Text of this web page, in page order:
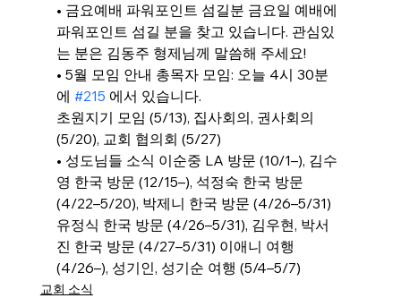
• 금요예배 파워포인트 섬길분 금요일 예배에
파워포인트 섬길 분을 찾고 있습니다. 관심있
는 분은 김동주 형제님께 말씀해 주세요!
• 5월 모임 안내 총목자 모임: 오늘 4시 30분
에 #215 에서 있습니다.
초원지기 모임 (5/13), 집사회의, 권사회의
(5/20), 교회 협의회 (5/27)
• 성도님들 소식 이순중 LA 방문 (10/1–), 김수
영 한국 방문 (12/15–), 석정숙 한국 방문
(4/22–5/20), 박제니 한국 방문 (4/26–5/31)
유정식 한국 방문 (4/26–5/31), 김우현, 박서
진 한국 방문 (4/27–5/31) 이애니 여행
(4/26–), 성기인, 성기순 여행 (5/4–5/7)
교회 소식